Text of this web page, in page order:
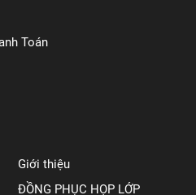
Toán
Giới thiệu
ĐỒNG PHỤC HỌP LỚP